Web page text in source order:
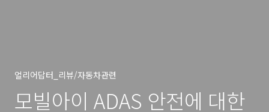
얼리어답터_리뷰/자동차관련
모빌아이 ADAS 안전에 대한